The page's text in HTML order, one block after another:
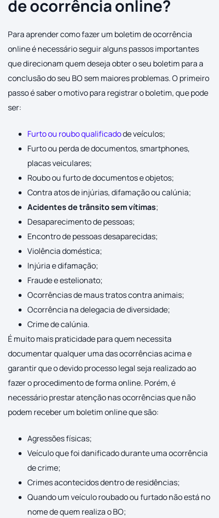
de ocorrência online?
Para aprender como fazer um boletim de ocorrência
online é necessário seguir alguns passos importantes
que direcionam quem deseja obter o seu boletim para a
conclusão do seu BO sem maiores problemas. O primeiro
passo é saber o motivo para registrar o boletim, que pode
ser:
Furto ou roubo qualificadode veículos;
Furto ou perda de documentos, smartphones,
placas veiculares;
Roubo ou furto de documentos e objetos;
Contra atos de injúrias, difamação ou calúnia;
Acidentes de trânsito sem vítimas;
Desaparecimento de pessoas;
Encontro de pessoas desaparecidas;
Violência doméstica;
Injúria e difamação;
Fraude e estelionato;
Ocorrências de maus tratos contra animais;
Ocorrência na delegacia de diversidade;
Crime de calúnia.
É muito mais praticidade para quem necessita
documentar qualquer uma das ocorrências acima e
garantir que o devido processo legal seja realizado ao
fazer o procedimento de forma online. Porém, é
necessário prestar atenção nas ocorrências que não
podem receber um boletim online que são:
Agressões físicas;
Veículo que foi danificado durante uma ocorrência
de crime;
Crimes acontecidos dentro de residências;
Quando um veículo roubado ou furtado não está no
nome de quem realiza o BO;